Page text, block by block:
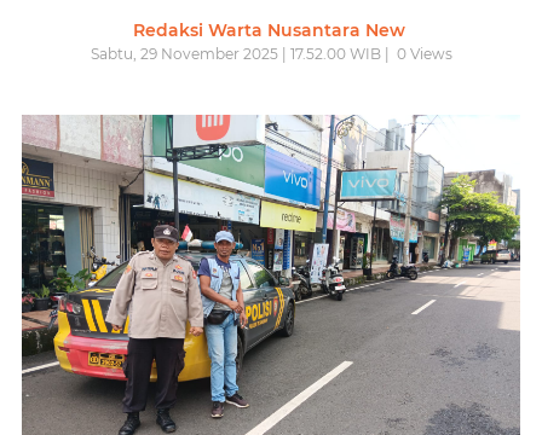
Redaksi Warta Nusantara New
Sabtu, 29 November 2025 | 17.52.00 WIB | 0Views